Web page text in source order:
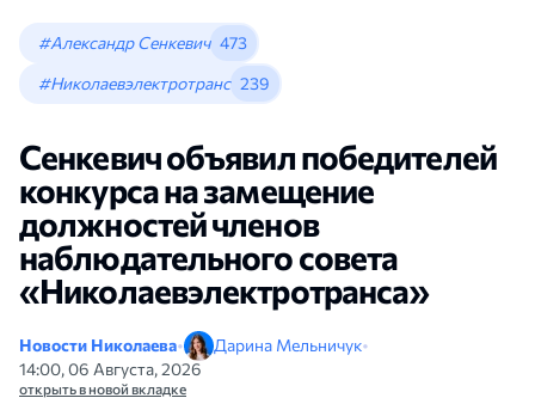
#Александр Сенкевич 473
#Николаевэлектротранс 239
Сенкевич объявил победителей
конкурса на замещение
должностей членов
наблюдательного совета
«Николаевэлектротранса»
Новости Николаева• Дарина Мельничук•
14:00, 06 Августа, 2026
открыть в новой вкладке